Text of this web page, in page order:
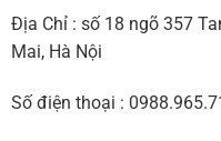
Địa Chỉ : số 18 ngõ 357
Mai, Hà Nội
Số điện thoại :